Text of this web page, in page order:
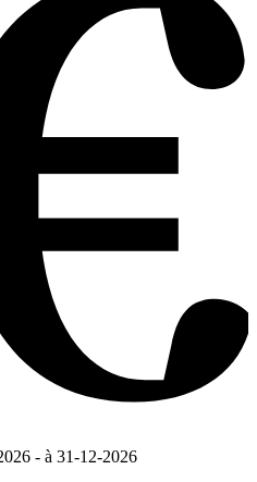
- à 31-12-2026